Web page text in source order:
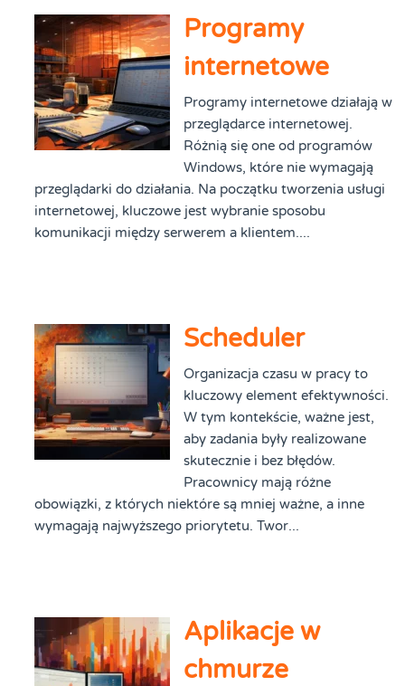
Programy
internetowe
Programy internetowe działają w
przeglądarce internetowej.
Różnią się one od programów
Windows, które nie wymagają
przeglądarki do działania. Na początku tworzenia usługi
internetowej, kluczowe jest wybranie sposobu
komunikacji między serwerem a klientem....
Scheduler
Organizacja czasu w pracy to
kluczowy element efektywności.
W tym kontekście, ważne jest,
aby zadania były realizowane
skutecznie i bez błędów.
Pracownicy mają różne
obowiązki, z których niektóre są mniej ważne, a inne
wymagają najwyższego priorytetu. Twor...
Aplikacje w
chmurze